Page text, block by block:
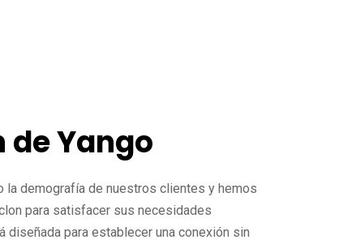
de Yango
la demografía de nuestros clientes y hemos
para satisfacer sus necesidades
para establecer una conexión sin